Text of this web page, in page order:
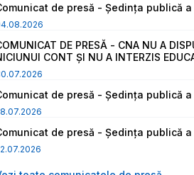
de presă - Ședința publică
DE PRESĂ - CNA NU A
CONT ȘI NU A INTERZIS
de presă - Ședința publică
de presă - Ședința publică